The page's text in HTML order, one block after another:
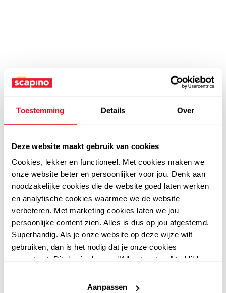
Toestemming Details Over
Deze website maakt gebruik van cookies
Cookies, lekker en functioneel. Met cookies maken we
onze website beter en persoonlijker voor jou. Denk aan
noodzakelijke cookies die de website goed laten werken
en analytische cookies waarmee we de website
verbeteren. Met marketing cookies laten we jou
persoonlijke content zien. Alles is dus op jou afgestemd.
Superhandig. Als je onze website op deze wijze wilt
gebruiken, dan is het nodig dat je onze cookies
accepteert. Dit doe je door op "Alles toestaan" te klikken.
website niet optimaal functioneert.
Aanpassen